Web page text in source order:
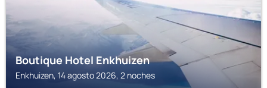
Boutique Hotel Enkhuizen
Enkhuizen, 14 agosto 2026, 2 noches